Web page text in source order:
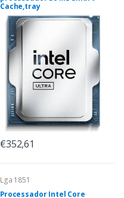
Cache,tray
€352,61
Lga 1851
Processador Intel Core